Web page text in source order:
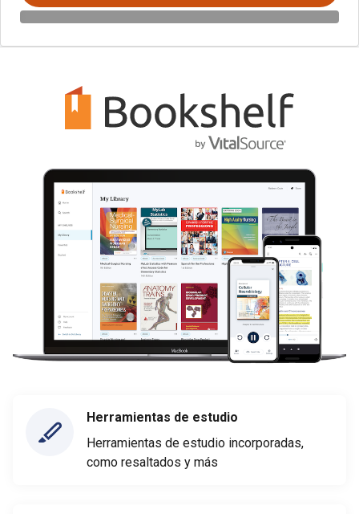
Herramientas de estudio
Herramientas de estudio incorporadas,
como resaltados y más